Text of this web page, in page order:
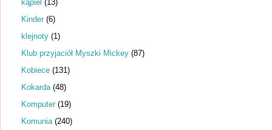
kąpiel (13)
Kinder (6)
klejnoty (1)
Klub przyjaciół Myszki Mickey (87)
Kobiece (131)
Kokarda (48)
Komputer (19)
Komunia (240)